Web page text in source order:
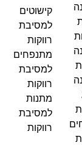
קישוטים
למסיבת
רווקות
מתנפחים
למסיבת
רווקות
מתנות
למסיבת
רווקות